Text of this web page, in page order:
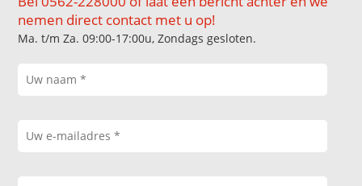
nemen direct contact met u op!
Ma. t/m Za. 09:00-17:00u, Zondags gesloten.